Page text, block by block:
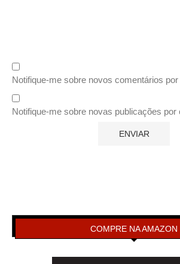
Notifique-me sobre novos comentários por
Notifique-me sobre novas publicações por
COMPRE NA AMAZON